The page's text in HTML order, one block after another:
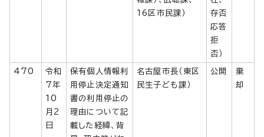
16区市民課）
存否
応答
拒
否）
470
令和
7年
10
月2
日
保有個人情報利
用停止決定通知
書の利用停止の
理由について記
載した経緯、背
名古屋市長（東区
民生子ども課）
公開
棄
却